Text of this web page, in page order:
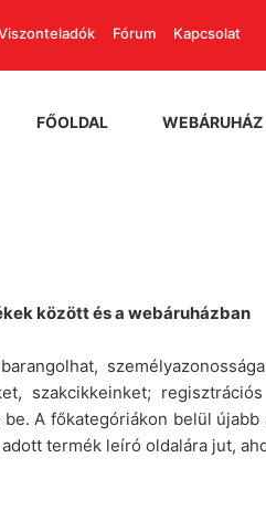
Fórum Kapcsolat
FŐOLDAL WEBÁRUHÁZ
között és a webáruházban
szakcikkeinket;
A főkategóriákon belül
termék leíró oldalára jut,